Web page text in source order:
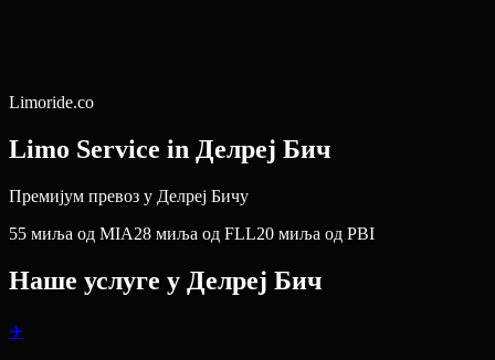
Limoride.co
Limo Service in Делреј Бич
Премијум превоз у Делреј Бичу
55 миља од MIA28 миља од FLL20 миља од PBI
Наше услуге у Делреј Бич
✈️